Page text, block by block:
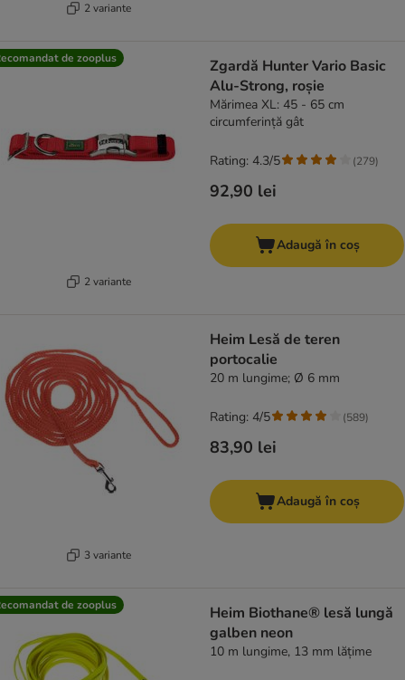
2 variante
de zooplus
2 variante
Zgardă Hunter Vario Basic
Alu-Strong, roșie
Mărimea XL: 45 - 65 cm
circumferință gât
92,90 lei
Rating: 4.3/5 (279)
Adaugă în coș
3 variante
Heim Lesă de teren
portocalie
20 m lungime; Ø 6 mm
83,90 lei
Rating: 4/5 (589)
Adaugă în coș
de zooplus
Heim Biothane® lesă lungă
galben neon
10 m lungime, 13 mm lățime